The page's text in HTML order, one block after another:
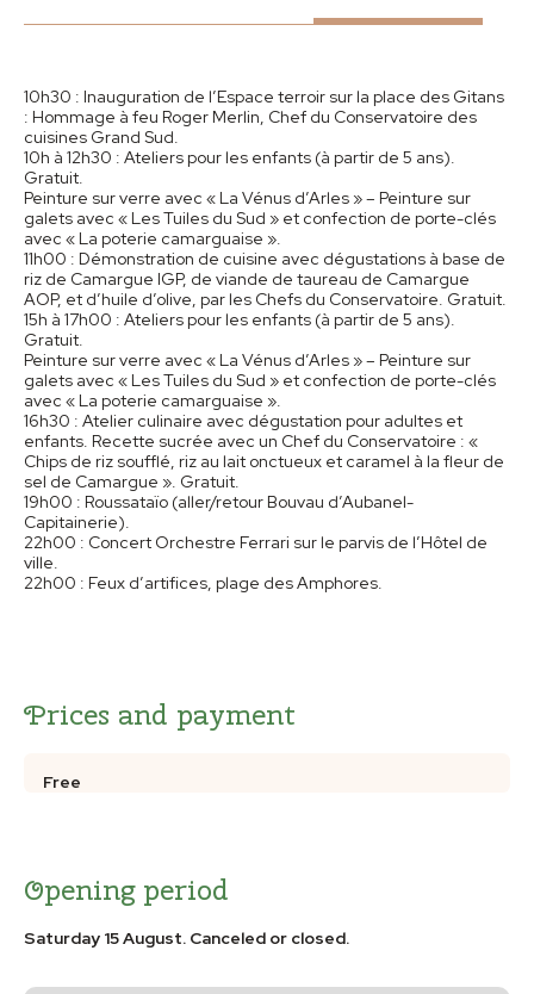
10h30 : Inauguration de l’Espace terroir sur la place des Gitans
: Hommage à feu Roger Merlin, Chef du Conservatoire des
cuisines Grand Sud.
10h à 12h30 : Ateliers pour les enfants (à partir de 5 ans).
Gratuit.
Peinture sur verre avec « La Vénus d’Arles » – Peinture sur
galets avec « Les Tuiles du Sud » et confection de porte-clés
avec « La poterie camarguaise ».
11h00 : Démonstration de cuisine avec dégustations à base de
riz de Camargue IGP, de viande de taureau de Camargue
AOP, et d’huile d’olive, par les Chefs du Conservatoire. Gratuit.
15h à 17h00 : Ateliers pour les enfants (à partir de 5 ans).
Gratuit.
Peinture sur verre avec « La Vénus d’Arles » – Peinture sur
galets avec « Les Tuiles du Sud » et confection de porte-clés
avec « La poterie camarguaise ».
16h30 : Atelier culinaire avec dégustation pour adultes et
enfants. Recette sucrée avec un Chef du Conservatoire : «
Chips de riz soufflé, riz au lait onctueux et caramel à la fleur de
sel de Camargue ». Gratuit.
19h00 : Roussataïo (aller/retour Bouvau d’Aubanel-
Capitainerie).
22h00 : Concert Orchestre Ferrari sur le parvis de l’Hôtel de
ville.
22h00 : Feux d’artifices, plage des Amphores.
Prices and payment
Free
Opening period
Saturday 15 August. Canceled or closed.